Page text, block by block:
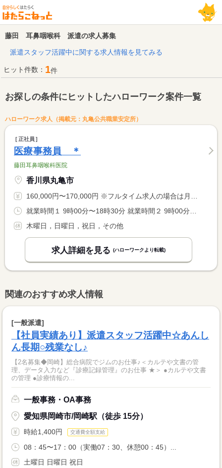
藤田 耳鼻咽喉科 派遣の求人募集
派遣スタッフ活躍中に関する求人情報を見てみる
ヒット件数： 1件
お探しの条件にヒットしたハローワーク案件一覧
ハローワーク求人（掲載元：丸亀公共職業安定所）
正社員
医療事務員 ＊
藤田耳鼻咽喉科医院
香川県丸亀市
160,000円〜170,000円 ※フルタイム求人の場合は月額（換算額）、パート求人の場合は時間額を表示しています。
木曜日，日曜日，祝日，その他
求人詳細を見る (ハローワークより転載)
関連のおすすめ求人情報
[一般派遣]
【社員実績あり】派遣スタッフ活躍中☆あんし
ん長期○残業なし♪
【2名募集◆岡崎】総合病院でジムのお仕事♪＜カルテや文書の管
理、データ入力など『診療記録管理』のお仕事 ★＞ ●カルテや文書
の管理 ●診療情報の...
一般事務・OA事務
愛知県岡崎市/岡崎駅（徒歩 15分）
時給1,400円 交通費全額支給
08：45〜17：00（実働07：30、休憩00：45）...
土曜日 日曜日 祝日